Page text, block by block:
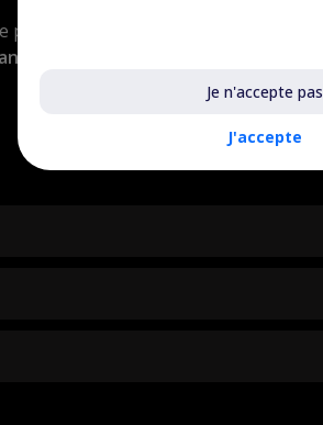
Je n'accepte pas
J'accepte
personne souhaitant créer une